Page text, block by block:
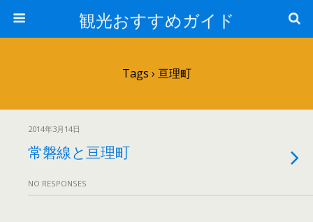
観光おすすめガイド
Tags › 亘理町
2014年3月14日
常磐線と亘理町
NO RESPONSES